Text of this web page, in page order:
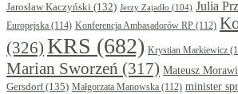
Jarosław Kaczyński (132) Jerzy Zajadło (104) Julia
Europejska (114) Konferencja Ambasadorów RP (112)
(326) KRS (682) Krystian Markiewicz
Marian Sworzeń (317) Mateusz
Gersdorf(135) Małgorzata Manowska (112) minister